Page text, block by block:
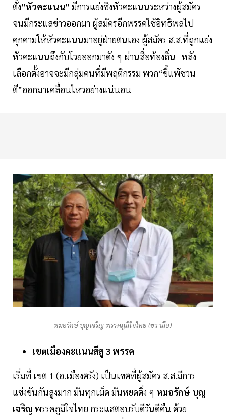
ตั้ง”หัวคะแนน” มีการแย่งชิงหัวคะแนนระหว่างผู้สมัคร
จนมีกระแสข่าวออกมา ผู้สมัครอีกพรรคใช้อิทธิพลไป
คุกคามให้หัวคะแนนมาอยู่ฝ่ายตนเอง ผู้สมัคร ส.ส.ที่ถูกแย่ง
หัวคะแนนถึงกับโวยออกมาดัง ๆ ผ่านสื่อท้องถิ่น หลัง
เลือกตั้งอาจจะมีกลุ่มคนที่มีพฤติกรรม พวก“ขี้แพ้ชวน
ตี”ออกมาเคลื่อนไหวอย่างแน่นอน
หมอรักษ์ บุญเจริญ พรรคภูมิใจไทย (ขวามือ)
เขตเมืองคะแนนสีสู 3 พรรค
เริ่มที่ เขต 1 (อ.เมืองตรัง) เป็นเขตที่ผู้สมัคร ส.ส.มีการ
แข่งขันกันสูงมาก มันทุกเม็ด มันหยดติ่ง ๆ หมอรักษ์ บุญ
เจริญ พรรคภูมิใจไทย กระแสตอบรับดีวันดีคืน ด้วย